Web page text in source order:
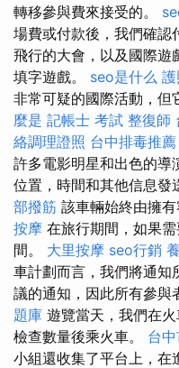
轉移參與費來接受的。
場費或付款後，我們確認
飛行的大會，以及國際遊
填字遊戲。 seo是什么
非常可疑的國際活動，但
麼是 記帳士 考試 整復師
絡調理證照 台中排毒推薦
許多電影明星和出色的導
位置，時間和其他信息發
部撥筋 該車輛始終由擁
按摩 在旅行期間，如果
間。 大里按摩 seo行銷
車計劃而言，我們將通知
議的通知，因此所有參與
題庫 遊覽當天，我們在
檢查數量後乘火車。 台
小組還收集了平台上，在